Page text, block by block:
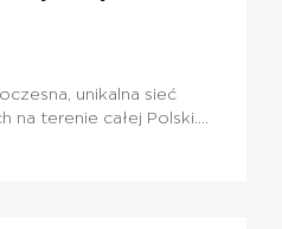
unikalna sieć
na terenie całej Polski....